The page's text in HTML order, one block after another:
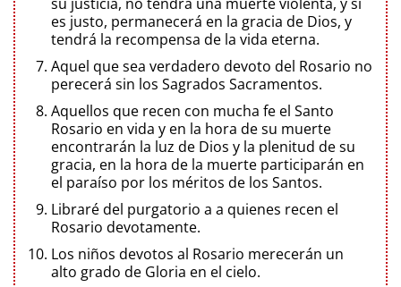
es justo, permanecerá en la gracia de Dios, y
tendrá la recompensa de la vida eterna.
Aquel que sea verdadero devoto del Rosario no
perecerá sin los Sagrados Sacramentos.
Aquellos que recen con mucha fe el Santo
Rosario en vida y en la hora de su muerte
encontrarán la luz de Dios y la plenitud de su
gracia, en la hora de la muerte participarán en
el paraíso por los méritos de los Santos.
Libraré del purgatorio a a quienes recen el
Rosario devotamente.
Los niños devotos al Rosario merecerán un
alto grado de Gloria en el cielo.